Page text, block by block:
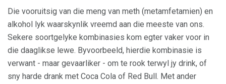
Die vooruitsig van die meng van meth (metamfetamien) en
alkohol lyk waarskynlik vreemd aan die meeste van ons.
Sekere soortgelyke kombinasies kom egter vaker voor in
die daaglikse lewe. Byvoorbeeld, hierdie kombinasie is
verwant - maar gevaarliker - om te rook terwyl jy drink, of
sny harde drank met Coca Cola of Red Bull. Met ander